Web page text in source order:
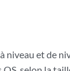
et de